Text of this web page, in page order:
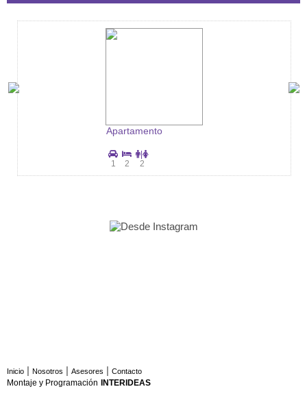
Apartamento
1 2
|
2
Inicio | Nosotros | Asesores | Contacto
Montaje y Programación INTERIDEAS